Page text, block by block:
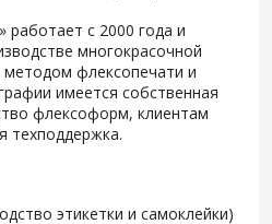
с 2000 года и
многокрасочной
флексопечати и
имеется собственная
флексоформ, клиентам
техподдержка.
этикетки и самоклейки)